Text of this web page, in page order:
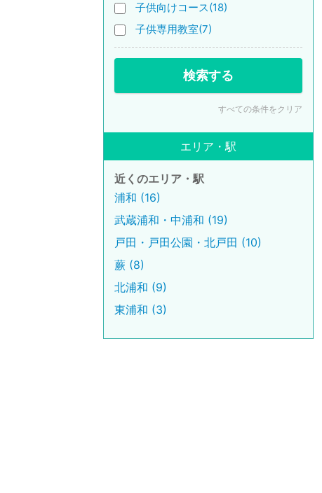
子供向けコース(18)
子供専用教室(7)
検索する
すべての条件をクリア
エリア・駅
近くのエリア・駅
浦和 (16)
武蔵浦和・中浦和 (19)
戸田・戸田公園・北戸田 (10)
蕨 (8)
北浦和 (9)
東浦和 (3)